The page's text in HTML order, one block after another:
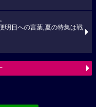
明日への言葉,夏の特集は戦